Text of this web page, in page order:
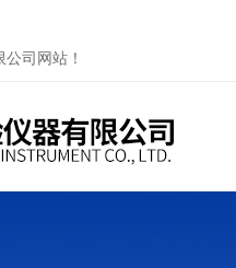
司网站！